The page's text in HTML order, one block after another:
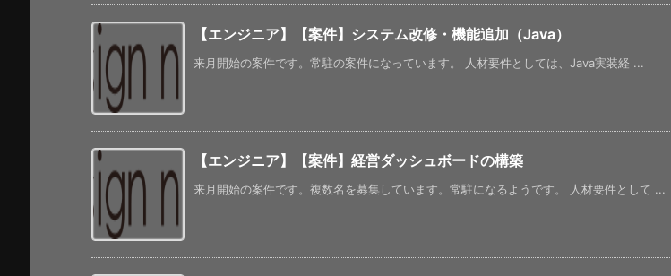
【エンジニア】【案件】システム改修・機能追加（Java）
来月開始の案件です。常駐の案件になっています。 人材要件としては、Java実装経 ...
【エンジニア】【案件】経営ダッシュボードの構築
来月開始の案件です。複数名を募集しています。常駐になるようです。 人材要件として ...